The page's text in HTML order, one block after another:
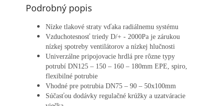
Podrobný popis
Nízke tlakové straty vďaka radiálnemu systému
Vzduchotesnosť triedy D/+ - 2000Pa je zárukou
nízkej spotreby ventilátorov a nízkej hlučnosti
Univerzálne pripojovacie hrdlá pre rôzne typy
potrubí DN125 – 150 – 160 – 180mm EPE, spiro,
flexibilné potrubie
Vhodné pre potrubia DN75 – 90 – 50x100mm
Súčasťou dodávky regulačné krúžky a uzatváracie